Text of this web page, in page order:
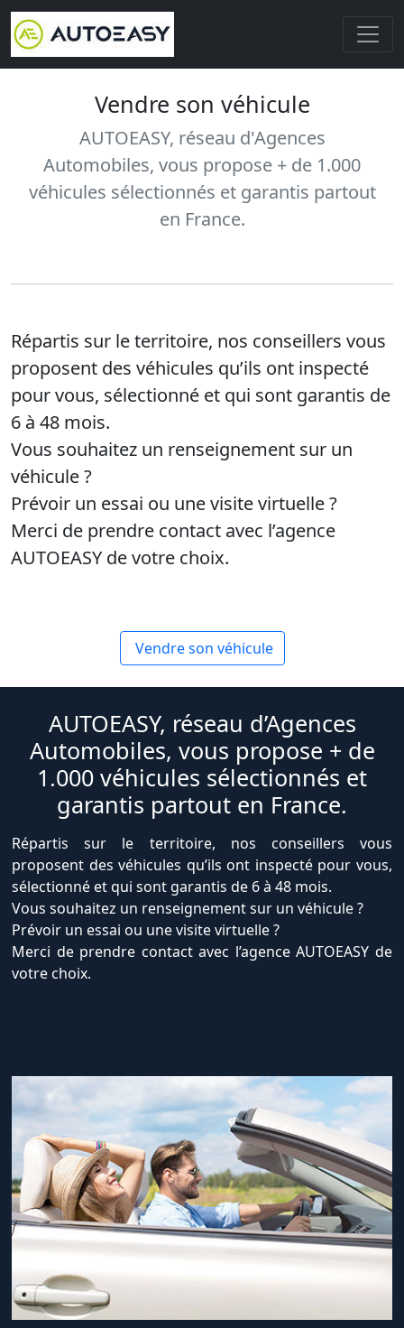
Vendre son véhicule
AUTOEASY, réseau d'Agences
Automobiles, vous propose + de 1.000
véhicules sélectionnés et garantis partout
en France.
Répartis sur le territoire, nos conseillers vous
proposent des véhicules qu’ils ont inspecté
pour vous, sélectionné et qui sont garantis de
6 à 48 mois.
Vous souhaitez un renseignement sur un
véhicule ?
Prévoir un essai ou une visite virtuelle ?
Merci de prendre contact avec l’agence
AUTOEASY de votre choix.
Vendre son véhicule
AUTOEASY, réseau d’Agences
Automobiles, vous propose + de
1.000 véhicules sélectionnés et
garantis partout en France.
Répartis sur le territoire, nos conseillers vous
proposent des véhicules qu’ils ont inspecté pour vous,
sélectionné et qui sont garantis de 6 à 48 mois.
Vous souhaitez un renseignement sur un véhicule ?
Prévoir un essai ou une visite virtuelle ?
Merci de prendre contact avec l’agence AUTOEASY de
votre choix.